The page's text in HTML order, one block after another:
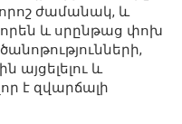
ժամանակ, և
և սրընթաց փոխ
այցելելու և
է զվարճալի